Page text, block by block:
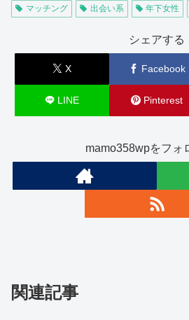
マッチング
出会い系 年下女性
シェアする
X Facebook
LINE Pinterest
mamo358wpをフォ
関連記事